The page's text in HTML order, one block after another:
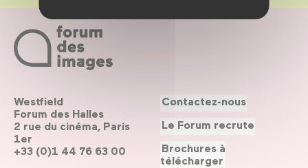
Westfield
Forum des Halles
2 rue du cinéma, Paris
1er
+33 (0)1 44 76 63 00
Contactez-nous
Le Forum recrute
Brochures à
télécharger